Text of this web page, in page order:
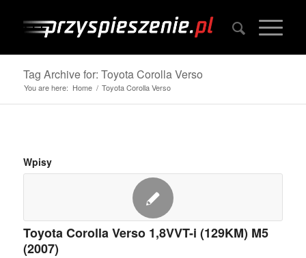
Tag Archive for: Toyota Corolla Verso
You are here: Home / Toyota Corolla Verso
Wpisy
Toyota Corolla Verso 1,8VVT-i (129KM) M5
(2007)